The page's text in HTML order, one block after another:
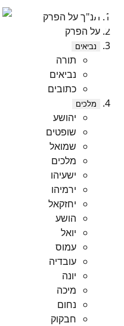
תנ"ך על הפרק
על הפרק
נביאים
תורה
נביאים
כתובים
מלכים
יהושע
שופטים
שמואל
מלכים
ישעיהו
ירמיהו
יחזקאל
הושע
יואל
עמוס
עובדיה
יונה
מיכה
נחום
חבקוק